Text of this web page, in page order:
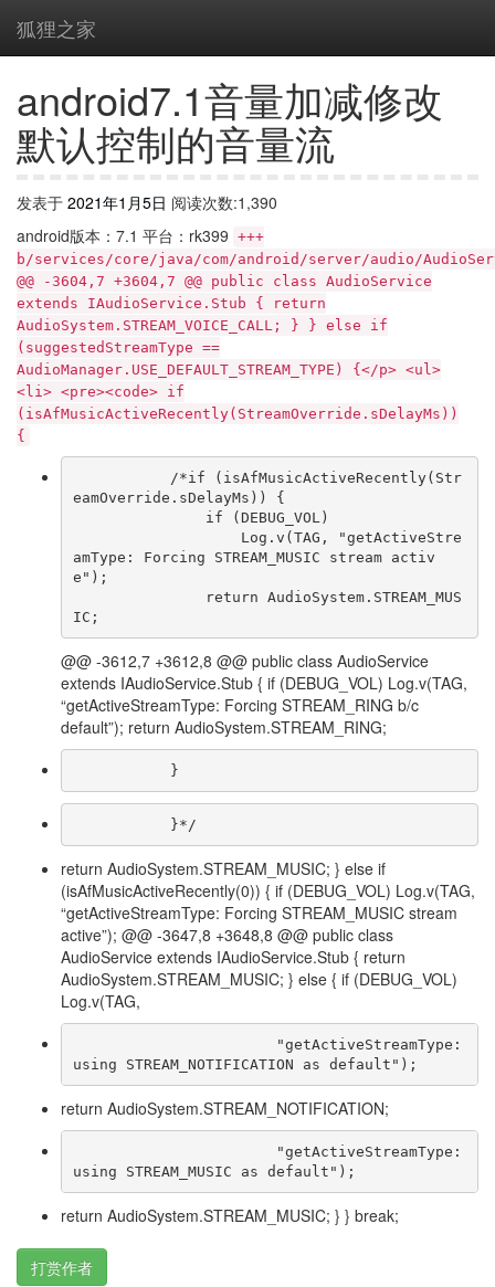
狐狸之家
android7.1音量加减修改
默认控制的音量流
发表于 2021年1月5日 阅读次数:1,390
android版本：7.1 平台：rk399 +++
b/services/core/java/com/android/server/audio/
@@ -3604,7 +3604,7 @@ public class AudioService
extends IAudioService.Stub { return
AudioSystem.STREAM_VOICE_CALL; } } else if
(suggestedStreamType ==
AudioManager.USE_DEFAULT_STREAM_TYPE) {</p> <ul>
<li> <pre><code> if
(isAfMusicActiveRecently(StreamOverride.sDelayMs))
{
eamOverride.sDelayMs)) {
amType: Forcing STREAM_MUSIC stream activ
e");
IC;
@@ -3612,7 +3612,8 @@ public class AudioService
extends IAudioService.Stub { if (DEBUG_VOL) Log.v(TAG,
“getActiveStreamType: Forcing STREAM_RING b/c
default”); return AudioSystem.STREAM_RING;
           }
           }*/
return AudioSystem.STREAM_MUSIC; } else if
(isAfMusicActiveRecently(0)) { if (DEBUG_VOL) Log.v(TAG,
“getActiveStreamType: Forcing STREAM_MUSIC stream
active”); @@ -3647,8 +3648,8 @@ public class
AudioService extends IAudioService.Stub { return
AudioSystem.STREAM_MUSIC; } else { if (DEBUG_VOL)
Log.v(TAG,
using STREAM_NOTIFICATION as default");
return AudioSystem.STREAM_NOTIFICATION;
using STREAM_MUSIC as default");
return AudioSystem.STREAM_MUSIC; } } break;
打赏作者